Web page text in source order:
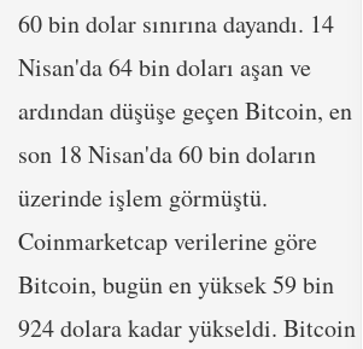
60 bin dolar sınırına dayandı. 14
Nisan'da 64 bin doları aşan ve
ardından düşüşe geçen Bitcoin, en
son 18 Nisan'da 60 bin doların
üzerinde işlem görmüştü.
Coinmarketcap verilerine göre
Bitcoin, bugün en yüksek 59 bin
924 dolara kadar yükseldi. Bitcoin